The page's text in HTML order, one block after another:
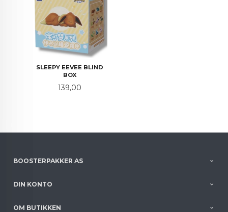
SLEEPY EEVEE BLIND
BOX
Pris
139,00
BOOSTERPAKKER AS
DIN KONTO
OM BUTIKKEN